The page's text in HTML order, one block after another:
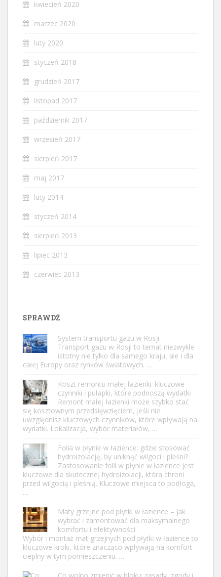
kwiecień 2020
marzec 2020
luty 2020
styczeń 2018
grudzień 2017
listopad 2017
październik 2017
wrzesień 2017
sierpień 2017
maj 2017
luty 2014
styczeń 2014
sierpień 2013
lipiec 2013
czerwiec 2013
SPRAWDŹ
System transportu gazu w Rosji
Transport gazu w Rosji to temat niezwykle
istotny nie tylko dla samego kraju, ale i dla
całej Europy oraz rynków światowych. …
Koszt remontu małej łazienki: kluczowe
czynniki i pułapki, które podnoszą wydatki
Remont małej łazienki może szybko stać
się kosztownym przedsięwzięciem, jeśli nie
uwzględnisz kluczowych czynników, które wpływają na
wydatki. Lokalizacja, wybór materiałów, …
Folia w płynie w łazience: gdzie stosować
hydroizolację, by uniknąć wilgoci i pleśni?
Zastosowanie folii w płynie w łazience jest
kluczowe dla skutecznej hydroizolacji, która chroni
przed wilgocią i pleśnią. Kluczowe miejsca to podłoga,
…
Maty grzejne pod płytki w łazience – jak
wybrać i zamontować dla maksymalnego
komfortu i efektywności
Wybór i montaż mat grzejnych pod płytki w łazience to
kluczowe kroki, które znacząco wpływają na komfort
cieplny w tym pomieszczeniu. …